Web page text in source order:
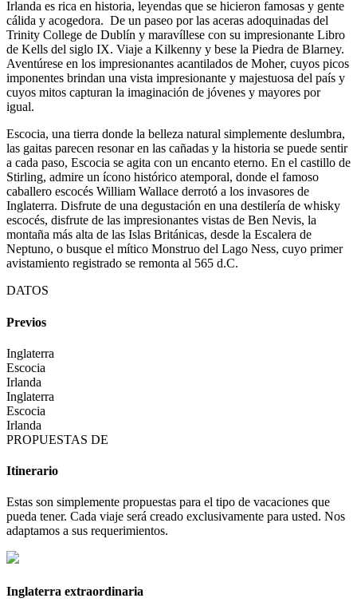
Irlanda es rica en historia, leyendas que se hicieron famosas y gente
cálida y acogedora. De un paseo por las aceras adoquinadas del
Trinity College de Dublín y maravíllese con su impresionante Libro
de Kells del siglo IX. Viaje a Kilkenny y bese la Piedra de Blarney.
Aventúrese en los impresionantes acantilados de Moher, cuyos picos
imponentes brindan una vista impresionante y majestuosa del país y
cuyos mitos capturan la imaginación de jóvenes y mayores por
igual.
Escocia, una tierra donde la belleza natural simplemente deslumbra,
las gaitas parecen resonar en las cañadas y la historia se puede sentir
a cada paso, Escocia se agita con un encanto eterno. En el castillo de
Stirling, admire un ícono histórico atemporal, donde el famoso
caballero escocés William Wallace derrotó a los invasores de
Inglaterra. Disfrute de una degustación en una destilería de whisky
escocés, disfrute de las impresionantes vistas de Ben Nevis, la
montaña más alta de las Islas Británicas, desde la Escalera de
Neptuno, o busque el mítico Monstruo del Lago Ness, cuyo primer
avistamiento registrado se remonta al 565 d.C.
DATOS
Previos
Inglaterra
Escocia
Irlanda
Inglaterra
Escocia
Irlanda
PROPUESTAS DE
Itinerario
Estas son simplemente propuestas para el tipo de vacaciones que
pueda tener. Cada viaje será creado exclusivamente para usted. Nos
adaptamos a sus requerimientos.
Inglaterra extraordinaria